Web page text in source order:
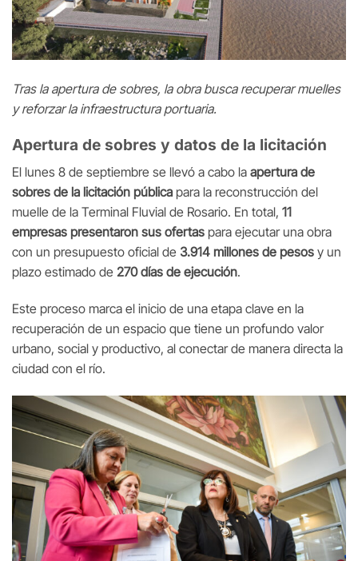
Tras la apertura de sobres, la obra busca recuperar muelles
y reforzar la infraestructura portuaria.
Apertura de sobres y datos de la licitación
El lunes 8 de septiembre se llevó a cabo la apertura de
sobres de la licitación pública para la reconstrucción del
muelle de la Terminal Fluvial de Rosario. En total, 11
empresas presentaron sus ofertas para ejecutar una obra
con un presupuesto oficial de 3.914 millones de pesos y un
plazo estimado de 270 días de ejecución.
Este proceso marca el inicio de una etapa clave en la
recuperación de un espacio que tiene un profundo valor
urbano, social y productivo, al conectar de manera directa la
ciudad con el río.